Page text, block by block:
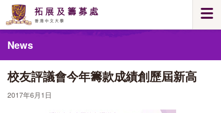
Skip
main
content
News
校友評議會今年籌款成績創歷屆新高
2017年6月1日